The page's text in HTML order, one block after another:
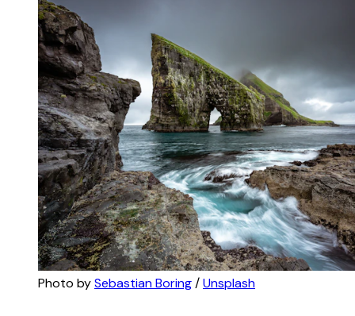
Photo by Sebastian Boring / Unsplash